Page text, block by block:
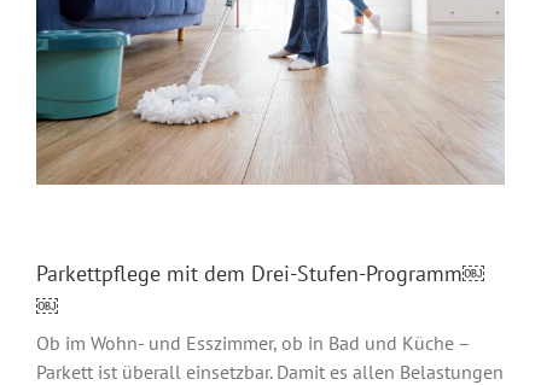
Parkettpflege mit dem Drei-Stufen-Programm￼
￼
Ob im Wohn- und Esszimmer, ob in Bad und Küche –
Parkett ist überall einsetzbar. Damit es allen Belastungen